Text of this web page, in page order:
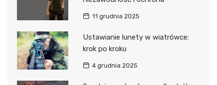
11 grudnia 2025
Ustawianie lunety w wiatrówce:
krok po kroku
4 grudnia 2025